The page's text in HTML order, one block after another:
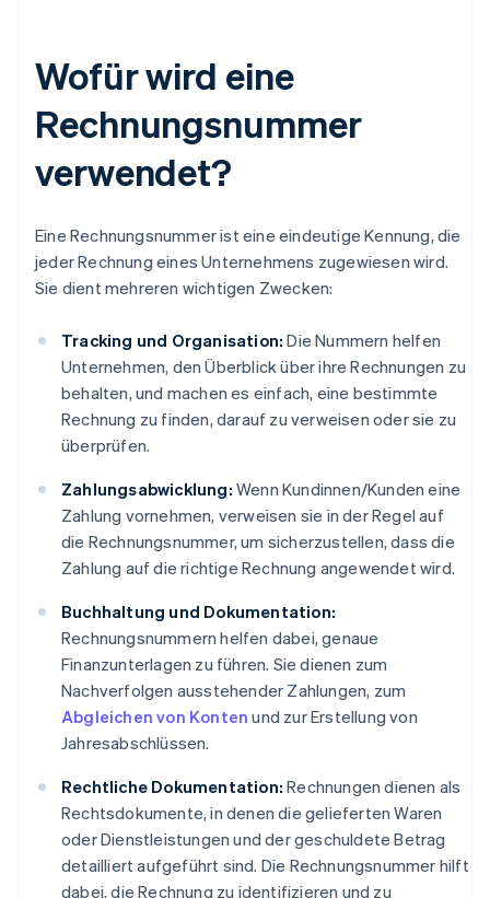
Wofür wird eine
Rechnungsnummer
verwendet?
Eine Rechnungsnummer ist eine eindeutige Kennung, die
jeder Rechnung eines Unternehmens zugewiesen wird.
Sie dient mehreren wichtigen Zwecken:
Tracking und Organisation: Die Nummern helfen
Unternehmen, den Überblick über ihre Rechnungen zu
behalten, und machen es einfach, eine bestimmte
Rechnung zu finden, darauf zu verweisen oder sie zu
überprüfen.
Zahlungsabwicklung: Wenn Kundinnen/Kunden eine
Zahlung vornehmen, verweisen sie in der Regel auf
die Rechnungsnummer, um sicherzustellen, dass die
Zahlung auf die richtige Rechnung angewendet wird.
Buchhaltung und Dokumentation:
Rechnungsnummern helfen dabei, genaue
Finanzunterlagen zu führen. Sie dienen zum
Nachverfolgen ausstehender Zahlungen, zum
Abgleichen von Konten und zur Erstellung von
Jahresabschlüssen.
Rechtliche Dokumentation: Rechnungen dienen als
Rechtsdokumente, in denen die gelieferten Waren
oder Dienstleistungen und der geschuldete Betrag
detailliert aufgeführt sind. Die Rechnungsnummer hilft
dabei, die Rechnung zu identifizieren und zu